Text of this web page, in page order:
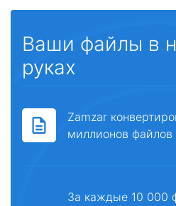
Ваши файлы в
руках
Zamzar
миллионов файлов
За каждые 10 000